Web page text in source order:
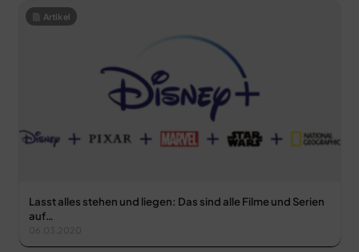
Artikel
Lasst alles stehen und liegen: Das sind alle Filme und Serien
auf…